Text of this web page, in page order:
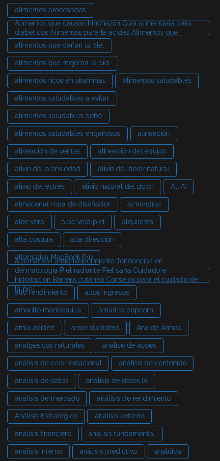
alimentos procesados
Alimentos que causan hinchazón Guía alimentaria para
diabéticos Alimentos para la acidez Alimentos que
alimentos que dañan la piel
alimentos que mejoran la piel
alimentos ricos en vitaminas alimentos saludables
alimentos saludables a evitar
alimentos saludables bebé
alimentos saludables engañosos alineación
alineación de ventas alineación del equipo
alivio de la ansiedad alivio del dolor natural
alivio del estrés alivio natural del dolor AlliAI
almacenar ropa de diseñador almendras
aloe vera aloe vera piel alquileres
alta costura alta dirección
alternativa MacBook Pro
Alternativas antienvejecimiento Tendencias en
dermatología Piel radiante Piel sana Cuidado e
hidratación Barrera cutánea Consejos para el cuidado de
la piel
alto rendimiento altos ingresos
amarillo mantequilla amarillo popcorn
amla acidez amor duradero Ana de Armas
analgésicos naturales analise de acoes
análisis de color estacional análisis de contenido
análisis de datos análisis de datos IA
análisis de mercado análisis de rendimiento
Análisis Estratégico análisis externo
análisis financiero análisis fundamental
análisis interno análisis predictivo analítica